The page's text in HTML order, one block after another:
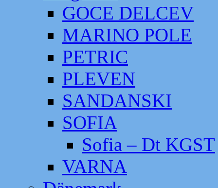
GOCE DELCEV
MARINO POLE
PETRIC
PLEVEN
SANDANSKI
SOFIA
Sofia – Dt KGST
VARNA